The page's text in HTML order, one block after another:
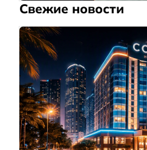
Свежие новости